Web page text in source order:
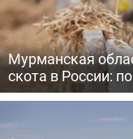
Мурманская
скота в России: